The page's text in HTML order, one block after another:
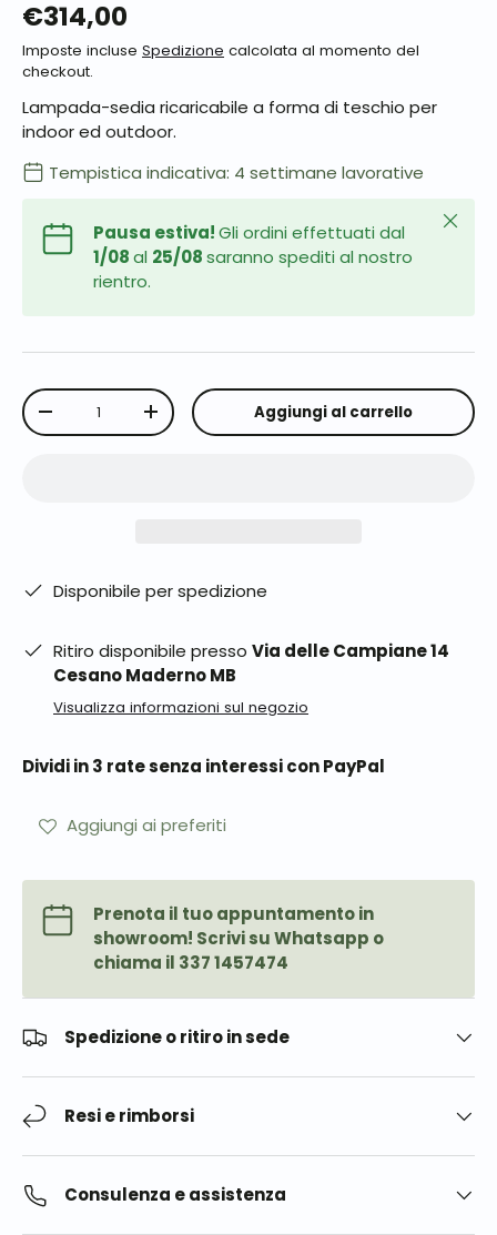
€314,00
Imposte incluse Spedizione calcolata al momento del
checkout.
Lampada-sedia ricaricabile a forma di teschio per
indoor ed outdoor.
Tempistica indicativa: 4 settimane lavorative
Pausa estiva!Gli ordini effettuati dal
1/08al 25/08saranno spediti al nostro
rientro.
Chiudi
Q.tà
-
+ Aggiungi al carrello
Disponibile per spedizione
Ritiro disponibile presso Via delle Campiane 14
Cesano Maderno MB
Visualizza informazioni sul negozio
Dividi in 3 rate senza interessi con PayPal
Aggiungi ai preferiti
Prenota il tuo appuntamento in
showroom! Scrivi su Whatsapp o
chiama il 337 1457474
Spedizione o ritiro in sede
Resi e rimborsi
Consulenza e assistenza